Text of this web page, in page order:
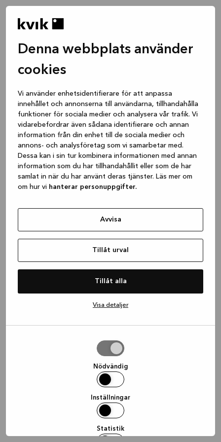
Denna webbplats använder
cookies
Vi använder enhetsidentifierare för att anpassa
innehållet och annonserna till användarna, tillhandahålla
funktioner för sociala medier och analysera vår trafik. Vi
vidarebefordrar även sådana identifierare och annan
information från din enhet till de sociala medier och
annons- och analysföretag som vi samarbetar med.
Dessa kan i sin tur kombinera informationen med annan
information som du har tillhandahållit eller som de har
samlat in när du har använt deras tjänster. Läs mer om
om hur vi hanterar personuppgifter.
Avvisa
Tillåt urval
Tillåt alla
Visa detaljer
Nödvändig
Inställningar
Statistik
(see the browser console for more
information).